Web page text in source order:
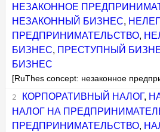
НЕЗАКОННОЕ
НЕЗАКОННЫЙ БИЗНЕС,
ПРЕДПРИНИМАТЕЛЬСТВО,
БИЗНЕС, ПРЕСТУПНЫЙ
БИЗНЕС
[RuThes concept: незаконное
КОРПОРАТИВНЫЙ НАЛОГ,
НАЛОГ НА
ПРЕДПРИНИМАТЕЛЬСТВО,